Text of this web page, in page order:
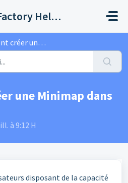
Open Badge Factory Help Center
dans un Espace ?
une Minimap dans
à 9:12 H
disposant de la capacité